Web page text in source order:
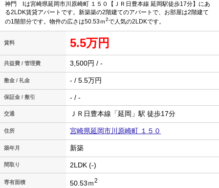
神門 Ⅰは宮崎県延岡市川原崎町 １５０【ＪＲ日豊本線 延岡駅徒歩17分】にあ
る2LDK賃貸アパートです。新築築の2階建てのアパートで、お部屋は2階建て
の1階部分です。物件の広さは50.53ｍ2で人気の2LDKです。
賃料 5.5万円
共益費 / 管理費 3,500円 / -
敷金 / 礼金 - / 5.5万円
保証金 / 敷引 - / -
交通 ＪＲ日豊本線「延岡」駅 徒歩17分
住所 宮崎県延岡市川原崎町 １５０
築年月 新築
間取り 2LDK (-)
専有面積 50.53ｍ2